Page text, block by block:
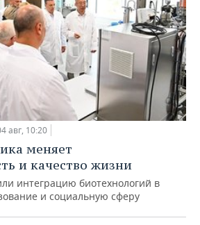
авг, 10:20
меняет
и качество жизни
интеграцию биотехнологий в
и социальную сферу